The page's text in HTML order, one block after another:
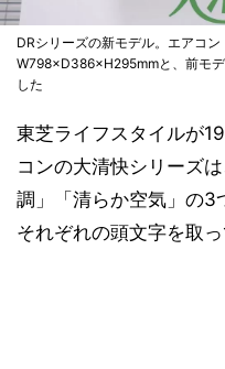
DRシリーズの新モデル。エアコ
W798×D386×H295mmと、前モ
した
東芝ライフスタイルが
コンの大清快シリーズ
調」「清らか空気」の3
それぞれの頭文字を取